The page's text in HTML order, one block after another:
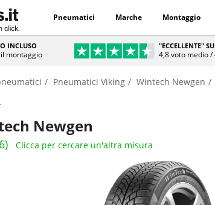
Pneumatici Marche Montaggio
INCLUSO
montaggio
"ECCELLENTE"
4,8 voto medio
Pneumatici Viking Wintech Newgen
Newgen
Clicca per cercare un'altra misura